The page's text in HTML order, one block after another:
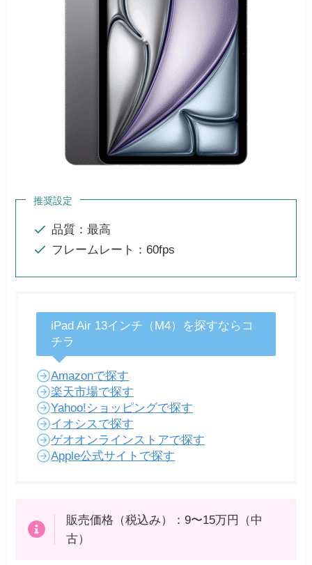
推奨設定
品質：最高
フレームレート：60fps
iPad Air 13インチ（M4）を探すならコ
チラ
Amazonで探す
楽天市場で探す
Yahoo!ショッピングで探す
イオシスで探す
ゲオオンラインストアで探す
Apple公式サイトで探す
販売価格（税込み）：9〜15万円（中
古）